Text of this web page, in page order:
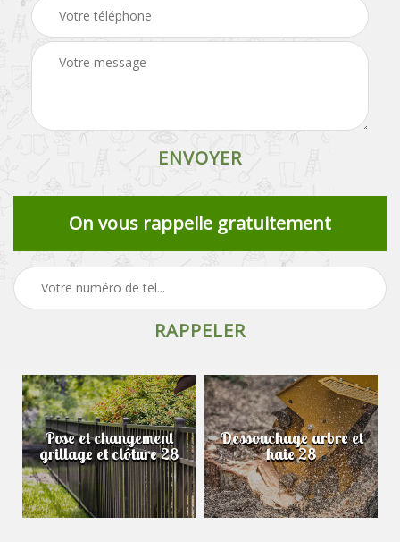
On vous rappelle gratuitement
Pose et changement
grillage et clôture 28
Dessouchage arbre et
haie 28